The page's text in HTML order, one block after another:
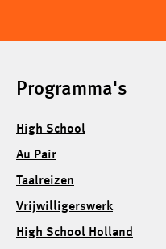
Programma's
High School
Au Pair
Taalreizen
Vrijwilligerswerk
High School Holland